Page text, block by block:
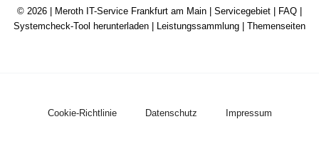
© 2026 | Meroth IT-Service Frankfurt am Main Servicegebiet FAQ
Systemcheck-Tool herunterladen
Leistungssammlung Themenseiten
Cookie-Richtlinie Datenschutz Impressum